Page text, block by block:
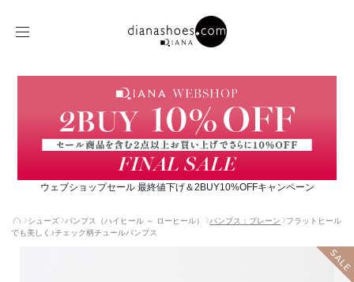
ウェブショップセール 最終値下げ＆2BUY10%OFFキャンペーン
シューズ パンプス（ハイヒール ～ ローヒール） パンプス：プレーン
フラットヒール
でも美しく♪チェック柄チュールパンプス